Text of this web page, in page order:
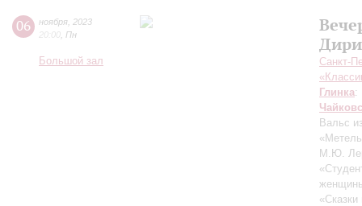
06 ноября 2023
20:00 Пн
Большой зал
Санкт-
Глинка:
Вальс
М.Ю.
«Сказки